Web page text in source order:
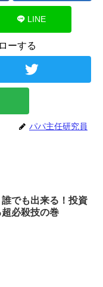
LINE
ーする
パパ主任研究員
誰でも出来る！投資
必殺技の巻